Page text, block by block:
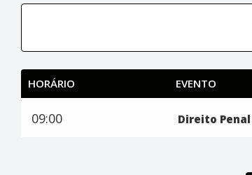
HORÁRIO EVENTO
09:00 Direito Penal